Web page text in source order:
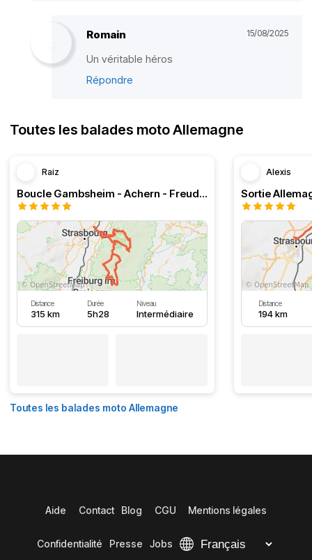
Romain 15/08/2025
Un véritable héros
Répondre
Toutes les balades moto Allemagne
Raiz
Boucle Gambsheim - Achern - Freudenstadt - Triberg
Distance
315 km
Durée
5h28
Niveau
Intermédiaire
Alexis
Sortie
Distance
194 km
Toutes les balades moto Allemagne
Aide Contact Blog CGU Mentions légales
Confidentialité Presse Jobs